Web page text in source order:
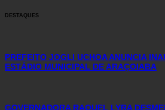
DESTAQUES
PREFEITO JOGLI UCHOA ANUNCIA
ESTÁDIO MUNICIPAL DE ARAÇOIABA
GOVERNADORA RAQUEL LYRA